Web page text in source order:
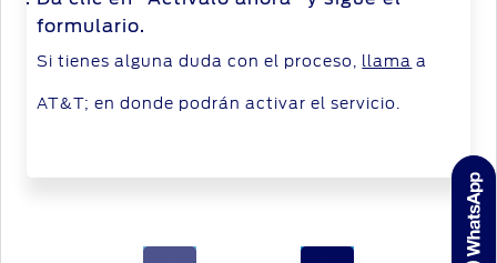
formulario.
Si tienes alguna duda con el proceso, llama a
AT&T; en donde podrán activar el servicio.